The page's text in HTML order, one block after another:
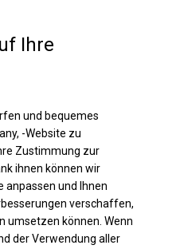
| 4x8 m
Ihre
und bequemes
-Website zu
Zustimmung zur
ihnen können wir
anpassen und Ihnen
verschaffen,
umsetzen können. Wenn
der Verwendung aller